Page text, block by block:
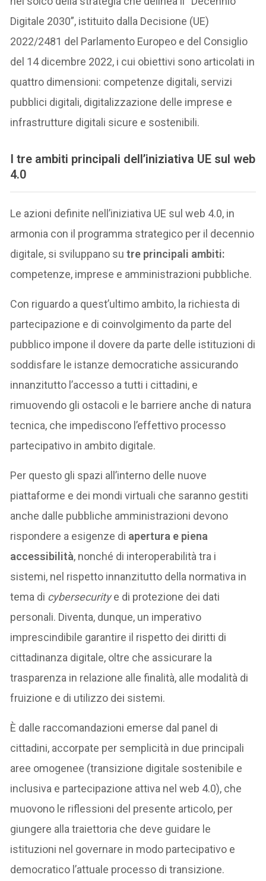
Digitale 2030”, istituito dalla Decisione (UE)
2022/2481 del Parlamento Europeo e del Consiglio
del 14 dicembre 2022, i cui obiettivi sono articolati in
quattro dimensioni: competenze digitali, servizi
pubblici digitali, digitalizzazione delle imprese e
infrastrutture digitali sicure e sostenibili.
I tre ambiti principali dell’iniziativa UE sul web
4.0
Le azioni definite nell’iniziativa UE sul web 4.0, in
armonia con il programma strategico per il decennio
digitale, si sviluppano su tre principali ambiti:
competenze, imprese e amministrazioni pubbliche.
Con riguardo a quest’ultimo ambito, la richiesta di
partecipazione e di coinvolgimento da parte del
pubblico impone il dovere da parte delle istituzioni di
soddisfare le istanze democratiche assicurando
innanzitutto l’accesso a tutti i cittadini, e
rimuovendo gli ostacoli e le barriere anche di natura
tecnica, che impediscono l’effettivo processo
partecipativo in ambito digitale.
Per questo gli spazi all’interno delle nuove
piattaforme e dei mondi virtuali che saranno gestiti
anche dalle pubbliche amministrazioni devono
rispondere a esigenze di apertura e piena
accessibilità, nonché di interoperabilità tra i
sistemi, nel rispetto innanzitutto della normativa in
tema di cybersecuritye di protezione dei dati
personali. Diventa, dunque, un imperativo
imprescindibile garantire il rispetto dei diritti di
cittadinanza digitale, oltre che assicurare la
trasparenza in relazione alle finalità, alle modalità di
fruizione e di utilizzo dei sistemi.
È dalle raccomandazioni emerse dal panel di
cittadini, accorpate per semplicità in due principali
aree omogenee (transizione digitale sostenibile e
inclusiva e partecipazione attiva nel web 4.0), che
muovono le riflessioni del presente articolo, per
giungere alla traiettoria che deve guidare le
istituzioni nel governare in modo partecipativo e
democratico l’attuale processo di transizione.